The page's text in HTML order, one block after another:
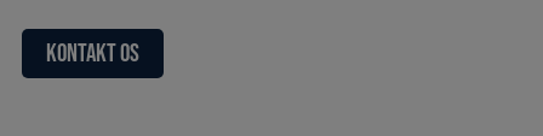
Kontakt os